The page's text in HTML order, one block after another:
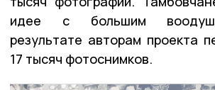
идее с большим
результате авторам проекта
17 тысяч фотоснимков.